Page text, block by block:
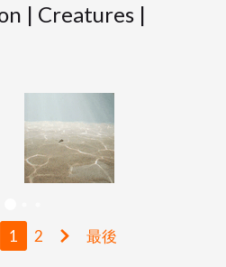
| Creatures |
1 2 最後